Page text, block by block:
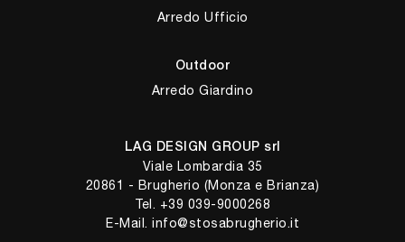
Arredo Ufficio
Outdoor
Arredo Giardino
LAG DESIGN GROUP srl
Viale Lombardia 35
20861 - Brugherio (Monza e Brianza)
Tel. +39 039-9000268
E-Mail. info@stosabrugherio.it